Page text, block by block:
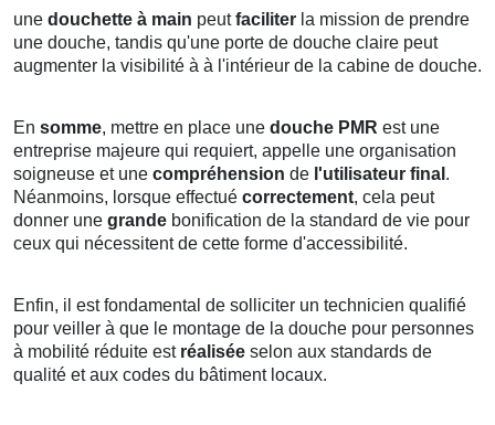
une douchette à main peutfaciliter la mission de prendre
une douche, tandis qu'une porte de douche claire peut
augmenter la visibilité à à l'intérieur de la cabine de douche.
En somme, mettre en place une douche PMR est une
entreprise majeure qui requiert, appelle une organisation
soigneuse et une compréhension de l'utilisateur final .
Néanmoins, lorsque effectué correctement, cela peut
donner une grande bonification de la standard de vie pour
ceux qui nécessitent de cette forme d'accessibilité.
Enfin, il est fondamental de solliciter un technicien qualifié
pour veiller à que le montage de la douche pour personnes
à mobilité réduite est réalisée selon aux standards de
qualité et aux codes du bâtiment locaux.